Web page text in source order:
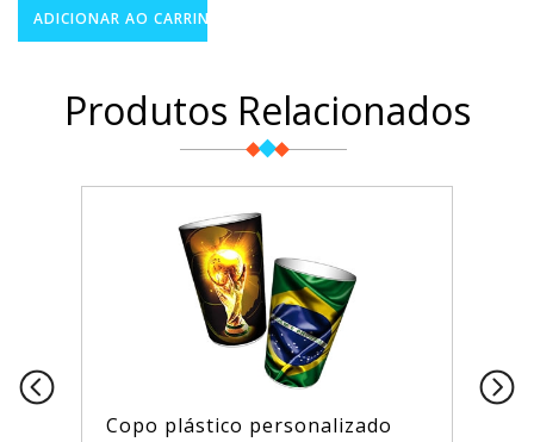
Produtos Relacionados
Copo plástico personalizado